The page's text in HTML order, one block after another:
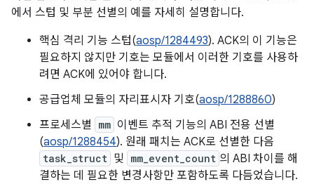
에서 스텁 및 부분 선별의 예를 자세히 설명합니다.
핵심 격리 기능 스텁(aosp/1284493). ACK의 이 기능은
필요하지 않지만 기호는 모듈에서 이러한 기호를 사용하
려면 ACK에 있어야 합니다.
공급업체 모듈의 자리표시자 기호(aosp/1288860)
프로세스별 mm 이벤트 추적 기능의 ABI 전용 선별
(aosp/1288454). 원래 패치는 ACK로 선별한 다음
task_struct 및 mm_event_count 의 ABI 차이를 해
결하는 데 필요한 변경사항만 포함하도록 다듬었습니다.